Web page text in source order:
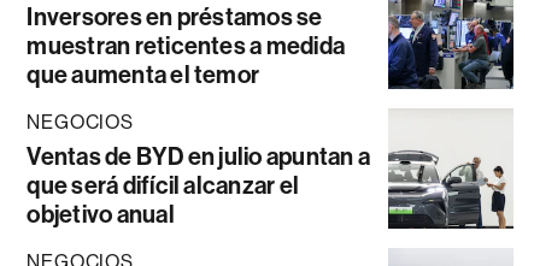
Inversores en préstamos se
muestran reticentes a medida
que aumenta el temor
NEGOCIOS
Ventas de BYD en julio apuntan a
que será difícil alcanzar el
objetivo anual
NEGOCIOS